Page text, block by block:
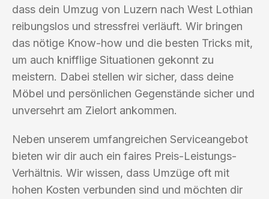
dass dein Umzug von Luzern nach West Lothian
reibungslos und stressfrei verläuft. Wir bringen
das nötige Know-how und die besten Tricks mit,
um auch knifflige Situationen gekonnt zu
meistern. Dabei stellen wir sicher, dass deine
Möbel und persönlichen Gegenstände sicher und
unversehrt am Zielort ankommen.
Neben unserem umfangreichen Serviceangebot
bieten wir dir auch ein faires Preis-Leistungs-
Verhältnis. Wir wissen, dass Umzüge oft mit
hohen Kosten verbunden sind und möchten dir